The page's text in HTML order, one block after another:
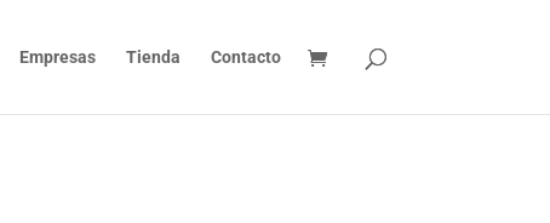
Empresas Tienda Contacto